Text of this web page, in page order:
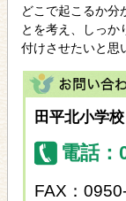
どこで起こるか分
とを考え、しっか
付けさせたいと思
田平北小学校
電話：
FAX：